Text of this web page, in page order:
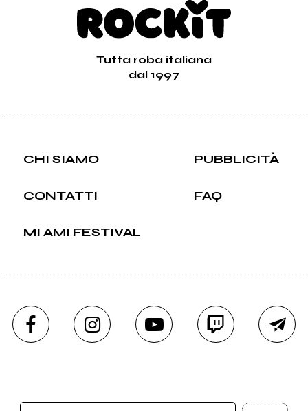
Tutta roba italiana
dal 1997
CHI SIAMO PUBBLICITÀ
CONTATTI FAQ
MI AMI FESTIVAL